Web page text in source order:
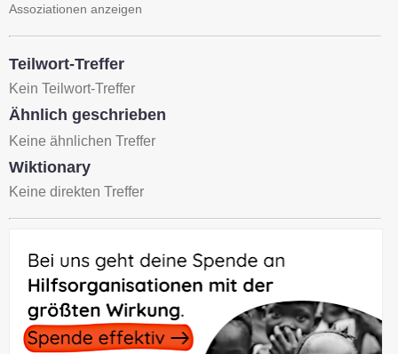
Assoziationen anzeigen
Teilwort-Treffer
Kein Teilwort-Treffer
Ähnlich geschrieben
Keine ähnlichen Treffer
Wiktionary
Keine direkten Treffer